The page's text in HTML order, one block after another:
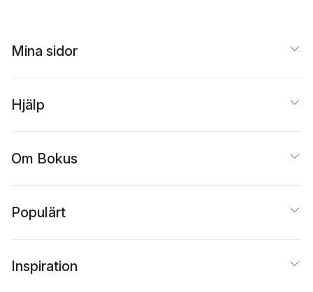
Mina sidor
Hjälp
Om Bokus
Populärt
Inspiration